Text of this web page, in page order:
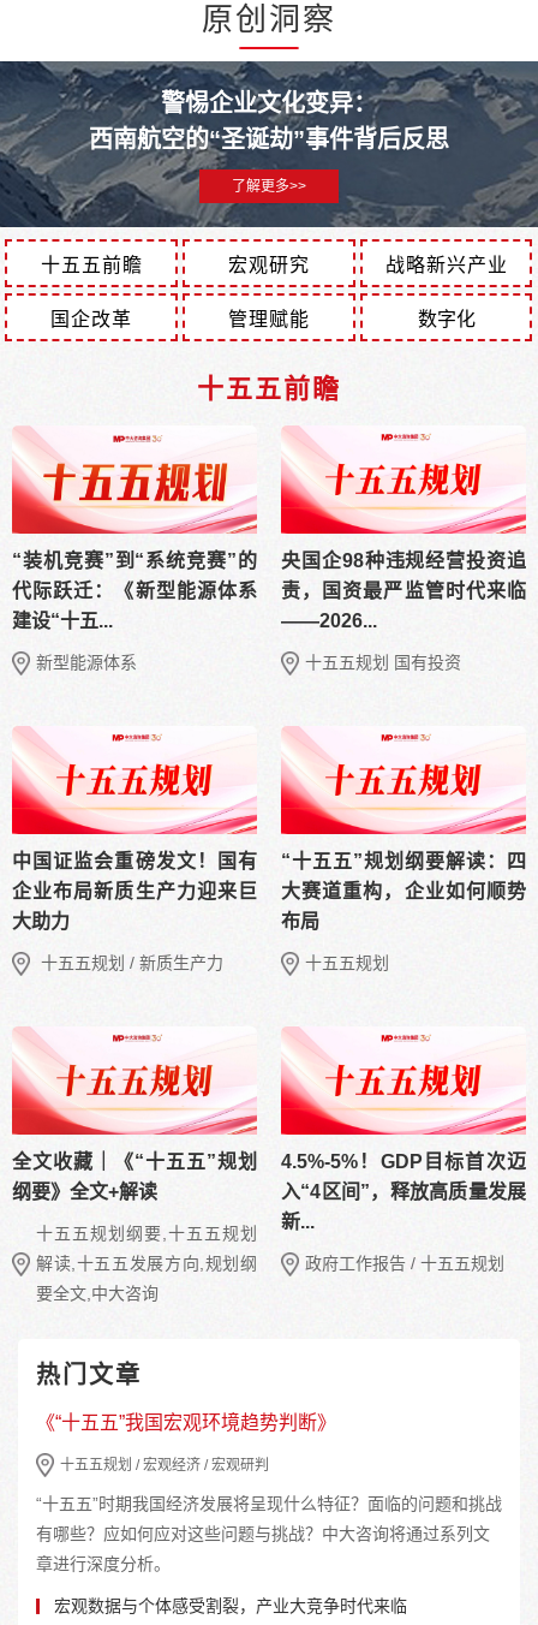
原创洞察
警惕企业文化变异：
西南航空的“圣诞劫”事件背后反思
了解更多>>
十五五前瞻 宏观研究 战略新兴产业
国企改革 管理赋能 数字化
十五五前瞻
“装机竞赛”到“系统竞赛”的
代际跃迁：《新型能源体系
建设“十五...
新型能源体系
央国企98种违规经营投资追
责，国资最严监管时代来临
——2026...
十五五规划 国有投资
中国证监会重磅发文！国有
企业布局新质生产力迎来巨
大助力
十五五规划 / 新质生产力
“十五五”规划纲要解读：四
大赛道重构，企业如何顺势
布局
十五五规划
全文收藏｜《“十五五”规划
纲要》全文+解读
十五五规划纲要,十五五规划
解读,十五五发展方向,规划纲
要全文,中大咨询
4.5%-5%！GDP目标首次迈
入“4区间”，释放高质量发展
新...
政府工作报告 / 十五五规划
热门文章
《“十五五”我国宏观环境趋势判断》
十五五规划 / 宏观经济 / 宏观研判
“十五五”时期我国经济发展将呈现什么特征？面临的问题和挑战
有哪些？应如何应对这些问题与挑战？中大咨询将通过系列文
章进行深度分析。
宏观数据与个体感受割裂，产业大竞争时代来临